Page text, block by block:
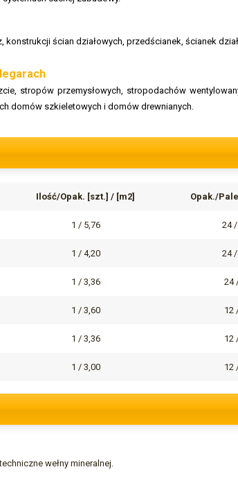
ścian działowych, przedścianek, ścianek
stropów przemysłowych, stropodachów
domów szkieletowych i domów drewnianych.
Ilość/Opak. [szt.] / [m2] Opak./
1 / 5,76 24
1 / 4,20 24
1 / 3,36 24
1 / 3,60 12
1 / 3,36 12
1 / 3,00 12
wełny mineralnej.